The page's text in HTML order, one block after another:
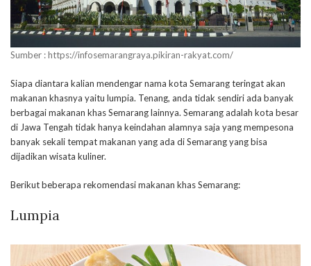
Sumber : https://infosemarangraya.pikiran-rakyat.com/
Siapa diantara kalian mendengar nama kota Semarang teringat akan
makanan khasnya yaitu lumpia. Tenang, anda tidak sendiri ada banyak
berbagai makanan khas Semarang lainnya. Semarang adalah kota besar
di Jawa Tengah tidak hanya keindahan alamnya saja yang mempesona
banyak sekali tempat makanan yang ada di Semarang yang bisa
dijadikan wisata kuliner.
Berikut beberapa rekomendasi makanan khas Semarang:
Lumpia